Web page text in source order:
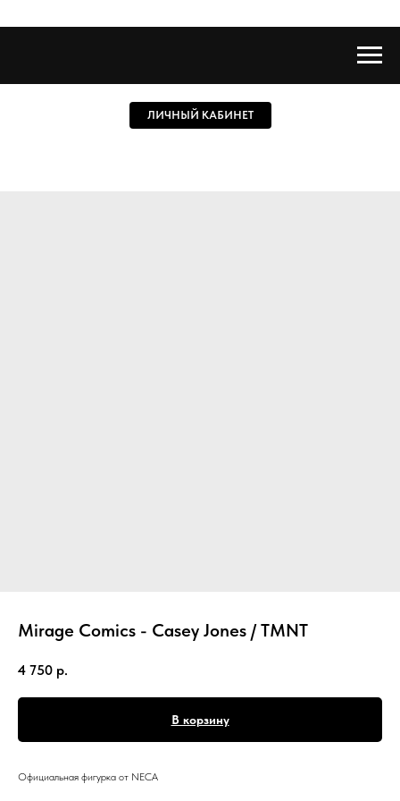
ЛИЧНЫЙ КАБИНЕТ
Mirage Comics - Casey Jones / TMNT
4 750 р.
В корзину
Официальная фигурка от NECA